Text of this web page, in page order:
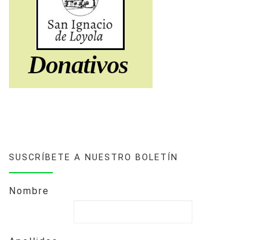
SUSCRÍBETE A NUESTRO BOLETÍN
Nombre